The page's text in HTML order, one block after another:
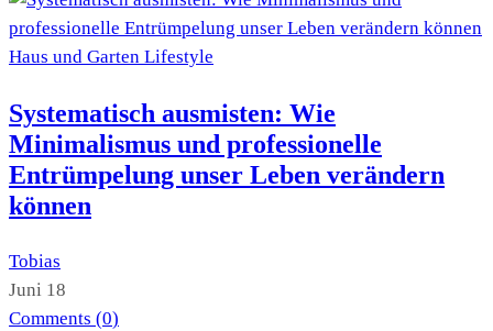
Haus und Garten Lifestyle
Systematisch ausmisten: Wie
Minimalismus und professionelle
Entrümpelung unser Leben verändern
können
Tobias
Juni 18
Comments (0)